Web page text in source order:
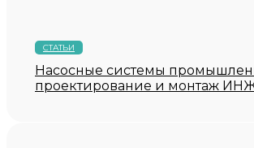
СТАТЬИ
Насосные системы
проектирование и монтаж